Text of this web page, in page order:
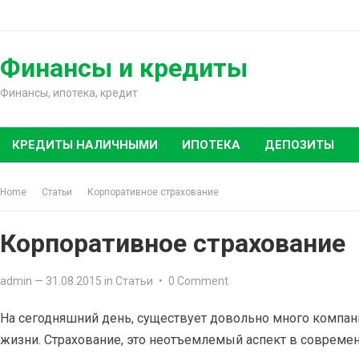
Финансы и кредиты
Финансы, ипотека, кредит
КРЕДИТЫ НАЛИЧНЫМИ ИПОТЕКА ДЕПОЗИТЫ
Home Статьи Корпоративное страхование
Корпоративное страхование
admin — 31.08.2015 in Статьи • 0 Comment
На сегодняшний день, существует довольно много
жизни. Страхование, это неотъемлемый аспект в